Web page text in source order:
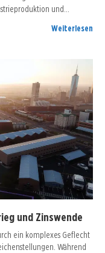
und…
Weiterlesen
und Zinswende
ein komplexes Geflecht
Während